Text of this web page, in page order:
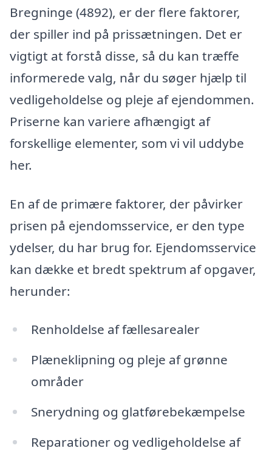
Bregninge (4892), er der flere faktorer,
der spiller ind på prissætningen. Det er
vigtigt at forstå disse, så du kan træffe
informerede valg, når du søger hjælp til
vedligeholdelse og pleje af ejendommen.
Priserne kan variere afhængigt af
forskellige elementer, som vi vil uddybe
her.
En af de primære faktorer, der påvirker
prisen på ejendomsservice, er den type
ydelser, du har brug for. Ejendomsservice
kan dække et bredt spektrum af opgaver,
herunder:
Renholdelse af fællesarealer
Plæneklipning og pleje af grønne
områder
Snerydning og glatførebekæmpelse
Reparationer og vedligeholdelse af